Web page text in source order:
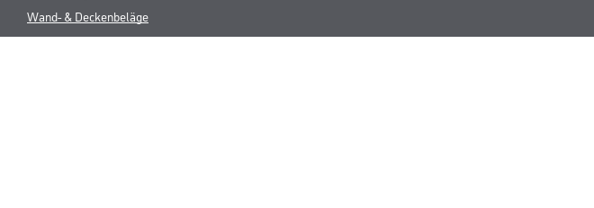
Wand- & Deckenbeläge
Werkzeug & Maschinen